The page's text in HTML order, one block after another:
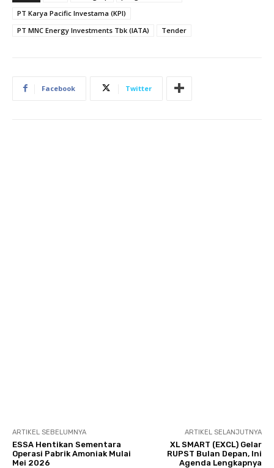
PT Karya Pacific Investama (KPI)
PT MNC Energy Investments Tbk (IATA)
Tender
Facebook Twitter
ARTIKEL SEBELUMNYA
ESSA Hentikan Sementara
Operasi Pabrik Amoniak Mulai
Mei 2026
ARTIKEL SELANJUTNYA
XL SMART (EXCL) Gelar
RUPST Bulan Depan, Ini
Agenda Lengkapnya